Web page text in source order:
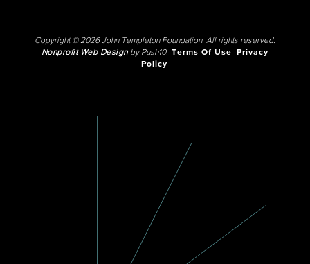
Copyright © 2026 John Templeton Foundation. All rights reserved.
Nonprofit Web Designby Push10. Terms Of Use
Privacy
Policy